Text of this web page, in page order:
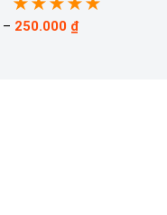
– 250.000 ₫Khoảng